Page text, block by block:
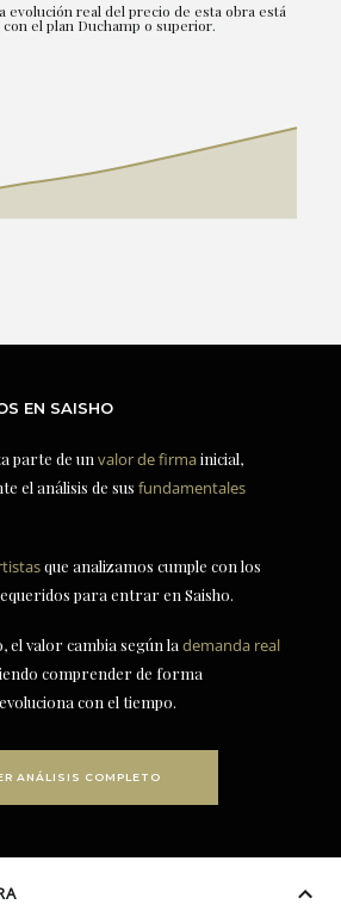
evolución real del precio de esta obra está
el plan Duchamp o superior.
EN SAISHO
parte de un valor de firmainicial,
el análisis de sus fundamentales
que analizamos cumple con los
para entrar en Saisho.
el valor cambia según la demanda real
comprender de forma
con el tiempo.
ANÁLISIS COMPLETO